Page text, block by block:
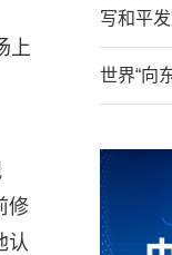
上
修
认
写和平
世界“向